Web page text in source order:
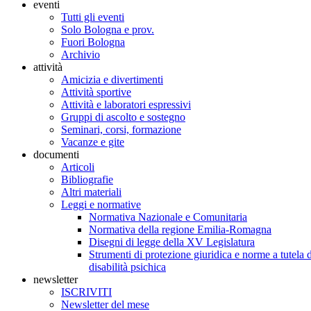
eventi
Tutti gli eventi
Solo Bologna e prov.
Fuori Bologna
Archivio
attività
Amicizia e divertimenti
Attività sportive
Attività e laboratori espressivi
Gruppi di ascolto e sostegno
Seminari, corsi, formazione
Vacanze e gite
documenti
Articoli
Bibliografie
Altri materiali
Leggi e normative
Normativa Nazionale e Comunitaria
Normativa della regione Emilia-Romagna
Disegni di legge della XV Legislatura
Strumenti di protezione giuridica e norme a tutela
disabilità psichica
newsletter
ISCRIVITI
Newsletter del mese